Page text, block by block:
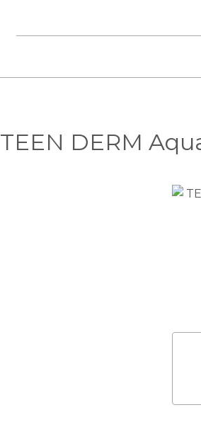
TEEN DERM